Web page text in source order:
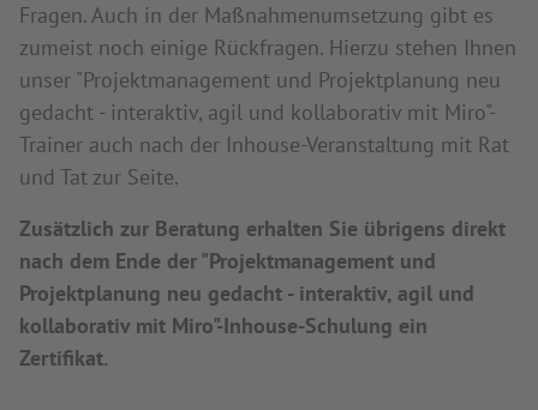
Fragen. Auch in der Maßnahmenumsetzung gibt es
zumeist noch einige Rückfragen. Hierzu stehen Ihnen
unser "Projektmanagement und Projektplanung neu
gedacht - interaktiv, agil und kollaborativ mit Miro"-
Trainer auch nach der Inhouse-Veranstaltung mit Rat
und Tat zur Seite.
Zusätzlich zur Beratung erhalten Sie übrigens direkt
nach dem Ende der "Projektmanagement und
Projektplanung neu gedacht - interaktiv, agil und
kollaborativ mit Miro"-Inhouse-Schulung ein
Zertifikat.